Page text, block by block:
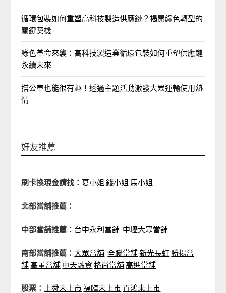
循環包裝如何重塑高科技製造供應鏈？揭開綠色轉型的
關鍵契機
綠色革命來襲：高科技製造業循環包裝如何重塑供應鏈
永續未來
搭公車也能很有趣！透過主題活動激發大眾運輸使用熱
情
好友推薦
刷卡換現金請找： 夏小姐 錢小姐 馬小姐
北部當舖推薦：
中部當舖推薦： 台中永利當舖 中壢大眾當舖
南部當舖推薦： 大眾當舖 全聯當舖新光長虹 勝揚當
舖高董當舖 中天融資格尚當舖高進當舖
股票： 上舜未上市福臨未上市 百鴻未上市